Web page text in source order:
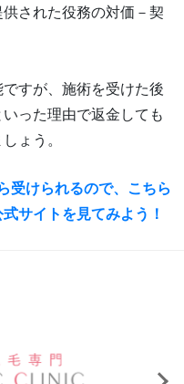
された役務の対価－契
すが、施術を受けた後
った理由で返金しても
ょう。
受けられるので、こちら
サイトを見てみよう！